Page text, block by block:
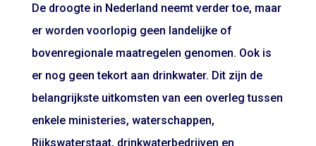
De droogte in Nederland neemt verder toe, maar
er worden voorlopig geen landelijke of
bovenregionale maatregelen genomen. Ook is
er nog geen tekort aan drinkwater. Dit zijn de
belangrijkste uitkomsten van een overleg tussen
enkele ministeries, waterschappen,
Rijkswaterstaat, drinkwaterbedrijven en